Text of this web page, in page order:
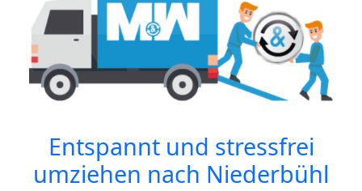
Entspannt und stressfrei
umziehen nach Niederbühl